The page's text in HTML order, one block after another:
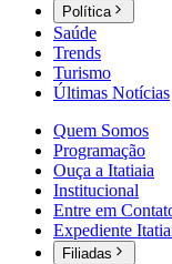
Política
Saúde
Trends
Turismo
Últimas Notícias
Quem Somos
Programação
Ouça a Itatiaia
Institucional
Entre em
Expediente
Filiadas